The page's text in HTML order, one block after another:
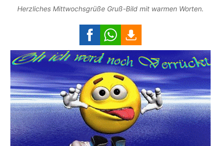
Herzliches Mittwochsgrüße Gruß-Bild mit warmen Worten.